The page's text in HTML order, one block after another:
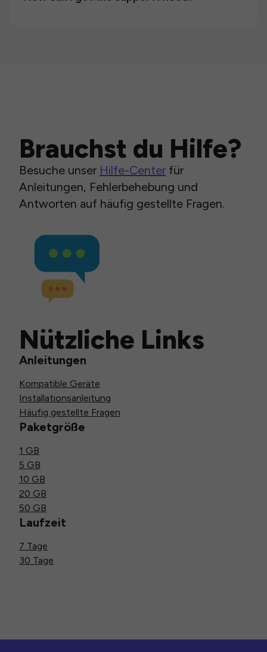
Brauchst du Hilfe?
Besuche unser Hilfe-Center für
Anleitungen, Fehlerbehebung und
Antworten auf häufig gestellte Fragen.
Nützliche Links
Anleitungen
Kompatible Geräte
Installationsanleitung
Häufig gestellte Fragen
Paketgröße
1 GB
5 GB
10 GB
20 GB
50 GB
Laufzeit
7 Tage
30 Tage